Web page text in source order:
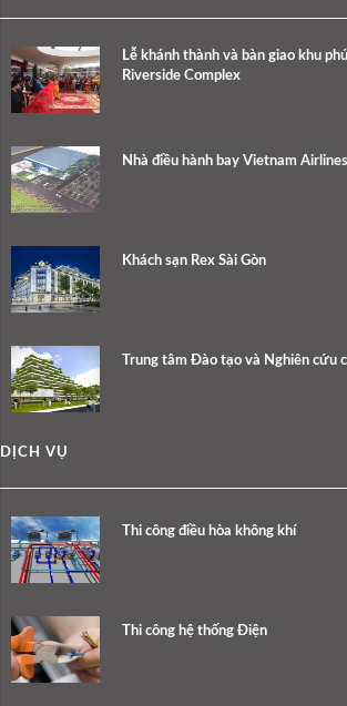
Lễ khánh thành và bàn giao khu
Riverside Complex
Nhà điều hành bay Vietnam Airlines
Khách sạn Rex Sài Gòn
Trung tâm Đào tạo và Nghiên cứu
DỊCH VỤ
Thi công điều hòa không khí
Thi công hệ thống Điện